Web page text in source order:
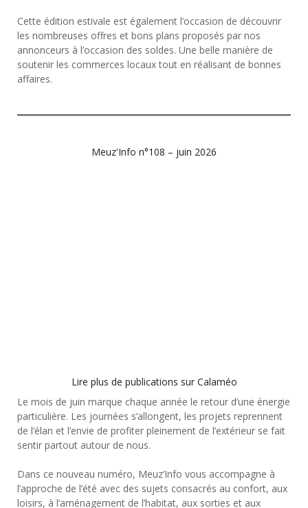
Cette édition estivale est également l’occasion de découvrir
les nombreuses offres et bons plans proposés par nos
annonceurs à l’occasion des soldes. Une belle manière de
soutenir les commerces locaux tout en réalisant de bonnes
affaires.
Meuz'Info n°108 – juin 2026
Lire plus de publications sur Calaméo
Le mois de juin marque chaque année le retour d’une énergie
particulière. Les journées s’allongent, les projets reprennent
de l’élan et l’envie de profiter pleinement de l’extérieur se fait
sentir partout autour de nous.
Dans ce nouveau numéro, Meuz’Info vous accompagne à
l’approche de l’été avec des sujets consacrés au confort, aux
loisirs, à l’aménagement de l’habitat, aux sorties et aux